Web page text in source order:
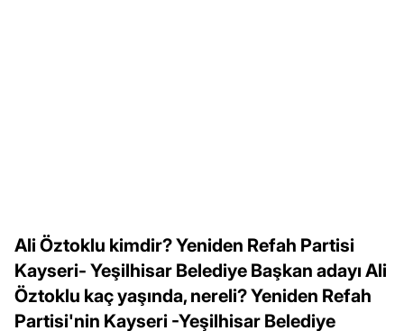
Ali Öztoklu kimdir? Yeniden Refah Partisi
Kayseri- Yeşilhisar Belediye Başkan adayı Ali
Öztoklu kaç yaşında, nereli? Yeniden Refah
Partisi'nin Kayseri -Yeşilhisar Belediye